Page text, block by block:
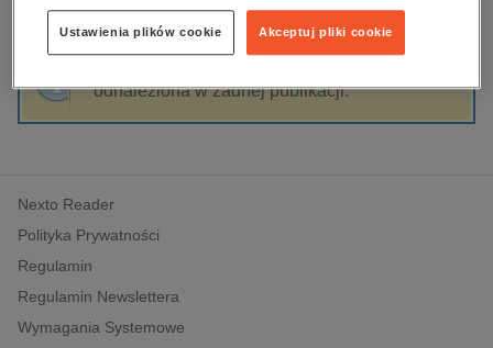
dzienniki
edukacja
hobby, sport, rozrywka
komputery, internet, technologie, informatyka
polityka, społeczno-informacyjne
psychologiczne
inne
popularno-naukowe
historia
Sortowanie Filtrowanie
odnaleziona w żadnej publikacji.
Nexto Reader
Polityka Prywatności
Regulamin
Regulamin Newslettera
Wymagania Systemowe
Akceptuj pliki cookie
Ustawienia plików cookie